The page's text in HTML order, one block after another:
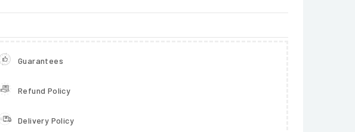
Guarantees
Refund Policy
Delivery Policy